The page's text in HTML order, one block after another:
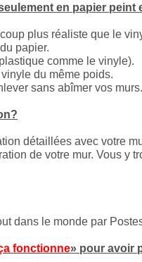
en papier peint
plus réaliste que le
papier.
comme le vinyle).
du même poids.
sans abîmer vos murs.
détaillées avec votre
de votre mur. Vous y
dans le monde par
fonctionne» pour avoir